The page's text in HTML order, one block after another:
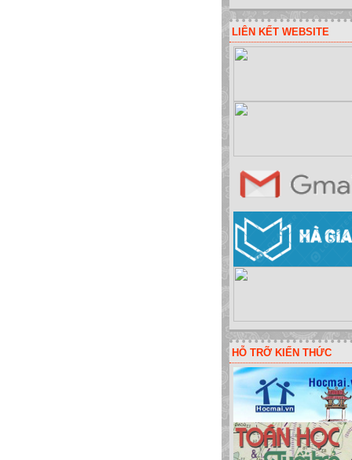
LIÊN KẾT WEBSITE
HỖ TRỠ KIẾN THỨC